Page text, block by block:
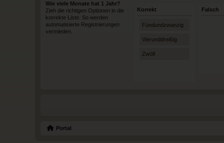
Wie viele Monate hat 1 Jahr?
Zieh die richtigen Optionen in die
korrekte Liste. So werden
automatisierte Registrierungen
vermieden.
Korrekt
Fündundzwanzig
Vierunddreißig
Zwölf
Falsch
Portal